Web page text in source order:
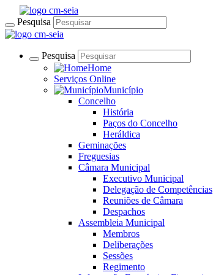
Pesquisa
Pesquisa
Home
Serviços Online
Município
Concelho
História
Paços do Concelho
Heráldica
Geminações
Freguesias
Câmara Municipal
Executivo Municipal
Delegação de Competências
Reuniões de Câmara
Despachos
Assembleia Municipal
Membros
Deliberações
Sessões
Regimento